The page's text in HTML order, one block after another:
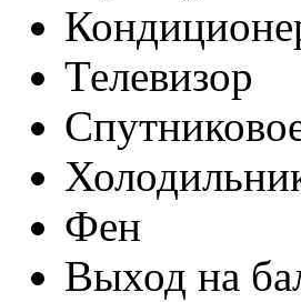
Телевизор
Фен
Выход на